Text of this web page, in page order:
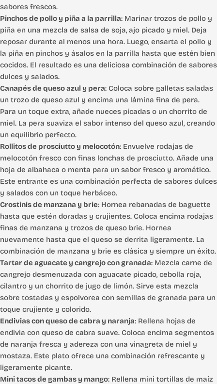
sabores frescos.
Pinchos de pollo y piña a la parrilla: Marinar trozos de pollo y
piña en una mezcla de salsa de soja, ajo picado y miel. Deja
reposar durante al menos una hora. Luego, ensarta el pollo y
la piña en pinchos y ásalos en la parrilla hasta que estén bien
cocidos. El resultado es una deliciosa combinación de sabores
dulces y salados.
Canapés de queso azul y pera: Coloca sobre galletas saladas
un trozo de queso azul y encima una lámina fina de pera.
Para un toque extra, añade nueces picadas o un chorrito de
miel. La pera suaviza el sabor intenso del queso azul, creando
un equilibrio perfecto.
Rollitos de prosciutto y melocotón: Envuelve rodajas de
melocotón fresco con finas lonchas de prosciutto. Añade una
hoja de albahaca o menta para un sabor fresco y aromático.
Este entrante es una combinación perfecta de sabores dulces
y salados con un toque herbáceo.
Crostinis de manzana y brie: Hornea rebanadas de baguette
hasta que estén doradas y crujientes. Coloca encima rodajas
finas de manzana y trozos de queso brie. Hornea
nuevamente hasta que el queso se derrita ligeramente. La
combinación de manzana y brie es clásica y siempre un éxito.
Tartar de aguacate y cangrejo con granada: Mezcla carne de
cangrejo desmenuzada con aguacate picado, cebolla roja,
cilantro y un chorrito de jugo de limón. Sirve esta mezcla
sobre tostadas y espolvorea con semillas de granada para un
toque crujiente y colorido.
Endivias con queso de cabra y naranja: Rellena hojas de
endivia con queso de cabra suave. Coloca encima segmentos
de naranja fresca y adereza con una vinagreta de miel y
mostaza. Este plato ofrece una combinación refrescante y
ligeramente picante.
Mini tacos de gambas y mango: Rellena mini tortillas de maíz